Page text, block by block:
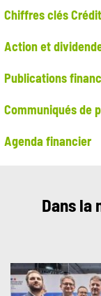
Chiffres clés
Action et
Publications
Communiqués de
Agenda financier
Dans la